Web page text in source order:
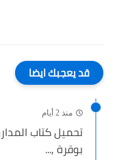
قد يعجبك ايضا
منذ 2 أيام
تحميل كتاب
بوقرة ,...